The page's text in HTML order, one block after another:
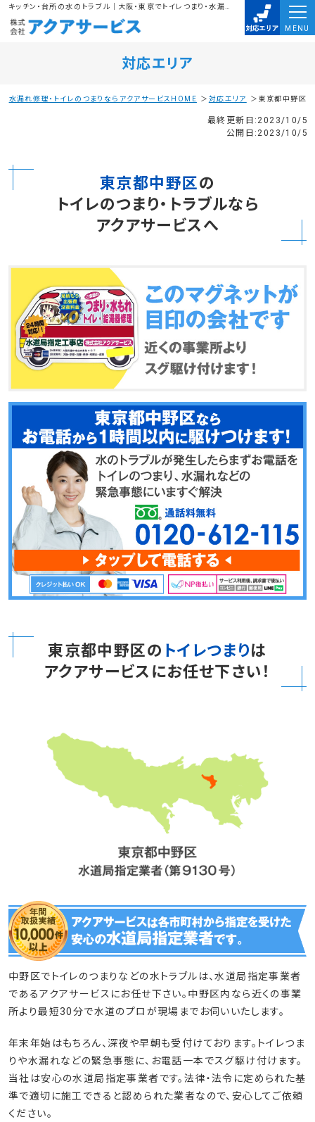
MENU
対応エリア
水漏れ修理・トイレのつまりならアクアサービスHOME 対応エリア 東京都中野区
最終更新日:2023/10/5
公開日:2023/10/5
東京都中野区の
トイレのつまり・トラブルなら
アクアサービスへ
東京都中野区の トイレつまりは
アクアサービスにお任せ下さい！
中野区でトイレのつまりなどの水トラブルは、水道局指定事業者
であるアクアサービスにお任せ下さい。中野区内なら近くの事業
所より最短30分で水道のプロが現場までお伺いいたします。
年末年始はもちろん、深夜や早朝も受付けております。トイレつま
りや水漏れなどの緊急事態に、お電話一本でスグ駆け付けます。
当社は安心の水道局指定事業者です。法律・法令に定められた基
準で適切に施工できると認められた業者なので、安心してご依頼
ください。